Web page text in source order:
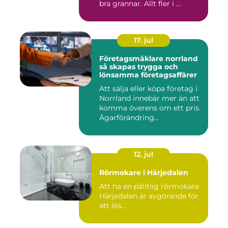
bra grannar. Allt fler i ...
17. jul
Företagsmäklare norrland
så skapas trygga och
lönsamma företagsaffärer
Att sälja eller köpa företag i
Norrland innebär mer än att
komma överens om ett pris.
Ägarförändring...
12. jul
Rörmokare i Härjedalen
Att ha en pålitlig rörmokare
Härjedalen är avgörande för
att lös...